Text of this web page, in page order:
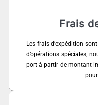
Frais
Les frais d’expédition
d’opérations spéciales,
port à partir de montant